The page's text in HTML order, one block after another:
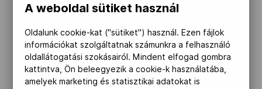
Hetvenöt éves Jónyer István világbajnok
asztaliteniszező, a Nemzet Sportolója.
Nagy becsben tartja a bajnokokat a 130 éves
MOB" />
A weboldal sütiket használ
Oldalunk cookie-kat ("sütiket") használ. Ezen fájlok
információkat szolgáltatnak számunkra a felhasználó
oldallátogatási szokásairól. Mindent elfogad gombra
kattintva, Ön beleegyezik a cookie-k használatába,
amelyek marketing és statisztikai adatokat is